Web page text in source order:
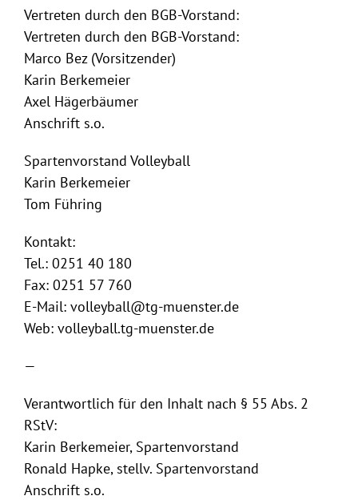
Vertreten durch den BGB-Vorstand:
Vertreten durch den BGB-Vorstand:
Marco Bez (Vorsitzender)
Karin Berkemeier
Axel Hägerbäumer
Anschrift s.o.
Spartenvorstand Volleyball
Karin Berkemeier
Tom Führing
Kontakt:
Tel.: 0251 40 180
Fax: 0251 57 760
E-Mail: volleyball@tg-muenster.de
Web: volleyball.tg-muenster.de
—
Verantwortlich für den Inhalt nach § 55 Abs. 2
RStV:
Karin Berkemeier, Spartenvorstand
Ronald Hapke, stellv. Spartenvorstand
Anschrift s.o.